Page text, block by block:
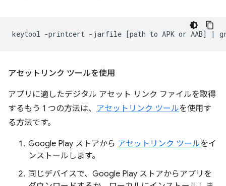
keytool -printcert -jarfile [path to APK or AAB] |
アセットリンク ツールを使用
アプリに適したデジタル アセット リンク ファイルを取得
するもう 1 つの方法は、 アセットリンク ツールを使用す
る方法です。
Google Play ストアから アセットリンク ツールをイ
ンストールします。
同じデバイスで、Google Play ストアからアプリを